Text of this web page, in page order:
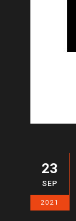
23
SEP
2021